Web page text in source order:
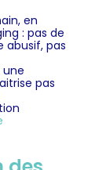
en
: pas de
abusif, pas
une
pas